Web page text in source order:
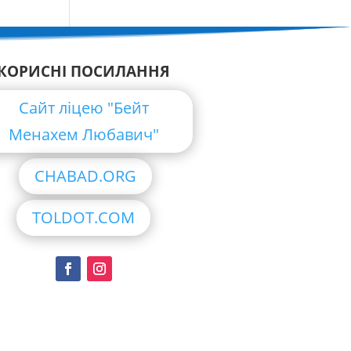
ПОСИЛАННЯ
Сайт ліцею "Бейт
Менахем Любавич"
CHABAD.ORG
TOLDOT.COM